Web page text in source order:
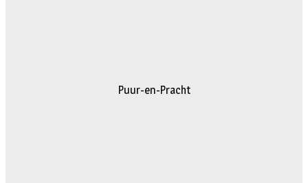
Puur-en-Pracht